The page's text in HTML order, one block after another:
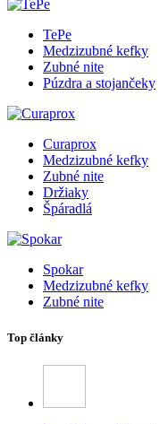
TePe
Medzizubné kefky
Zubné nite
Púzdra a stojančeky
Curaprox
Medzizubné kefky
Zubné nite
Držiaky
Špáradlá
Spokar
Medzizubné kefky
Zubné nite
Top články